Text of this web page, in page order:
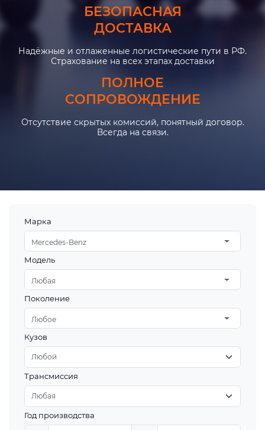
БЕЗОПАСНАЯ
ДОСТАВКА
Надёжные и отлаженные логистические пути в РФ.
Страхование на всех этапах доставки
ПОЛНОЕ
СОПРОВОЖДЕНИЕ
Отсутствие скрытых комиссий, понятный договор.
Всегда на связи.
Марка
Mercedes-Benz
Модель
Любая
Поколение
Любое
Кузов
Трансмиссия
Год производства